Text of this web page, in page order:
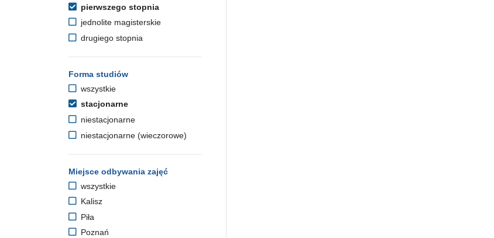
pierwszego stopnia
jednolite magisterskie
drugiego stopnia
Forma studiów
wszystkie
stacjonarne
niestacjonarne
niestacjonarne (wieczorowe)
Miejsce odbywania zajęć
wszystkie
Kalisz
Piła
Poznań